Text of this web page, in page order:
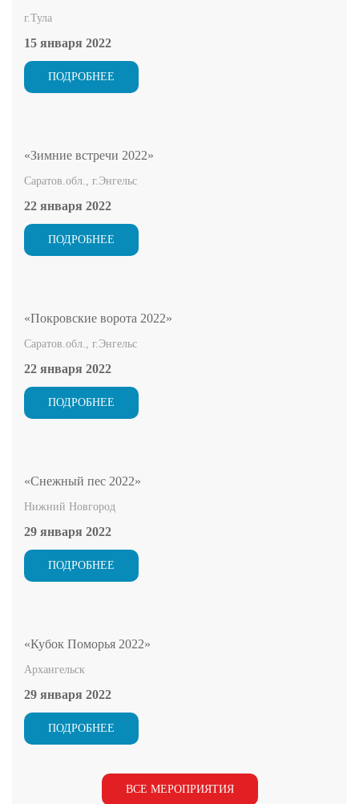
г.Тула
15 января 2022
ПОДРОБНЕЕ
«Зимние встречи 2022»
Саратов.обл., г.Энгельс
22 января 2022
ПОДРОБНЕЕ
«Покровские ворота 2022»
Саратов.обл., г.Энгельс
22 января 2022
ПОДРОБНЕЕ
«Снежный пес 2022»
Нижний Новгород
29 января 2022
ПОДРОБНЕЕ
«Кубок Поморья 2022»
Архангельск
29 января 2022
ПОДРОБНЕЕ
ВСЕ МЕРОПРИЯТИЯ